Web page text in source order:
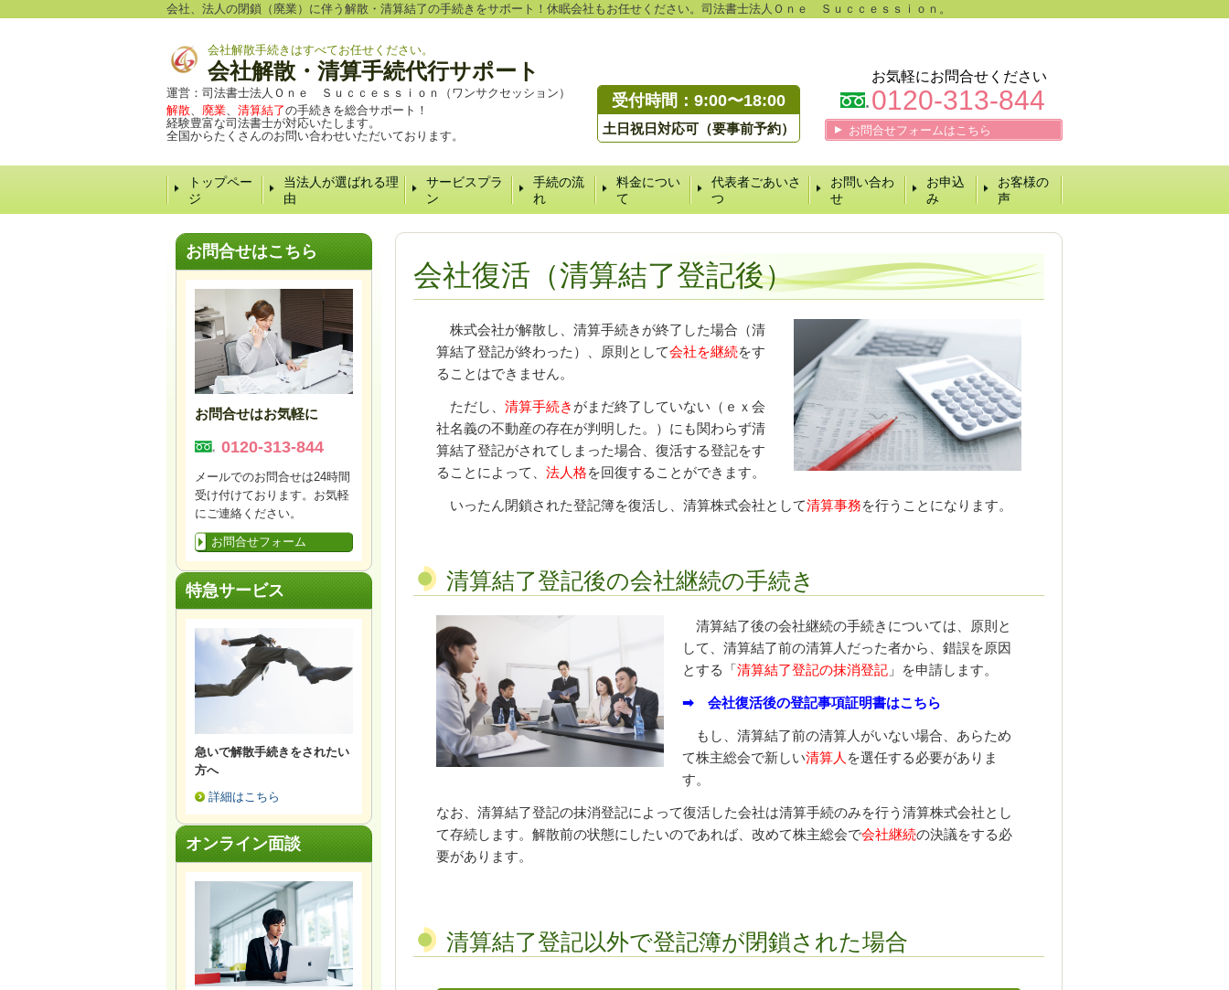
会社、法人の閉鎖（廃業）に伴う解散・清算結了の手続きをサポート！休眠会社もお任せください。司法書士法人Ｏｎｅ Ｓｕｃｃｅｓｓｉｏｎ。
会社解散手続きはすべてお任せください。
会社解散・清算手続代行サポート
運営：司法書士法人Ｏｎｅ Ｓｕｃｃｅｓｓｉｏｎ（ワンサクセッション）
解散、 廃業、 清算結了の手続きを総合サポート！
経験豊富な司法書士が対応いたします。
全国からたくさんのお問い合わせいただいております。
受付時間：9:00〜18:00
土日祝日対応可（要事前予約）
お気軽にお問合せください
0120-313-844
お問合せフォームはこちら
トップペー
ジ
当法人が選ばれる理
由
サービスプラ
ン
手続の流
れ
料金につい
て
代表者ごあいさ
つ
お問い合わ
せ
お申込
み
お客様の
声
会社復活（清算結了登記後）
株式会社が解散し、清算手続きが終了した場合（清
算結了登記が終わった）、原則として会社を継続をす
ることはできません。
ただし、 清算手続き がまだ終了していない（ｅｘ会
社名義の不動産の存在が判明した。）にも関わらず清
算結了登記がされてしまった場合、復活する登記をす
ることによって、 法人格を回復することができます。
いったん閉鎖された登記簿を復活し、清算株式会社として清算事務を行うことになります。
清算結了登記後の会社継続の手続き
清算結了後の会社継続の手続きについては、原則と
して、清算結了前の清算人だった者から、錯誤を原因
とする「清算結了登記の抹消登記 」を申請します。
➡ 会社復活後の登記事項証明書はこちら
もし、清算結了前の清算人がいない場合、あらため
て株主総会で新しい清算人 を選任する必要がありま
す。
なお、清算結了登記の抹消登記によって復活した会社は清算手続のみを行う清算株式会社とし
て存続します。解散前の状態にしたいのであれば、改めて株主総会で会社継続の決議をする必
要があります。
清算結了登記以外で登記簿が閉鎖された場合
お問合せはこちら
お問合せはお気軽に
0120-313-844
メールでのお問合せは24時間
受け付けております。お気軽
にご連絡ください。
お問合せフォーム
特急サービス
急いで解散手続きをされたい
方へ
詳細はこちら
オンライン面談